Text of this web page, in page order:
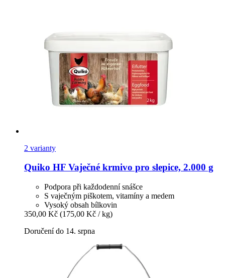
2 varianty
Quiko HF Vaječné krmivo pro slepice, 2.000 g
Podpora při každodenní snášce
S vaječným piškotem, vitamíny a medem
Vysoký obsah bílkovin
350,00 Kč (175,00 Kč / kg)
Doručení do 14. srpna